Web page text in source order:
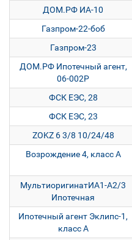
ДОМ.РФ ИА-10
Газпром-22-боб
Газпром-23
ДОМ.РФ Ипотечный агент,
06-002P
ФСК ЕЭС, 28
ФСК ЕЭС, 23
ZOKZ 6 3/8 10/24/48
Возрождение 4, класс А
МультиоригинатИА1-А2/3
Ипотечная
Ипотечный агент Эклипс-1,
класс А